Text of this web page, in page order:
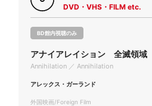
DVD・VHS・FILM etc.
BD館内視聴のみ
アナイアレイション 全滅領域
Annihilation ／ Annihilation
アレックス・ガーランド
外国映画/Foreign Film